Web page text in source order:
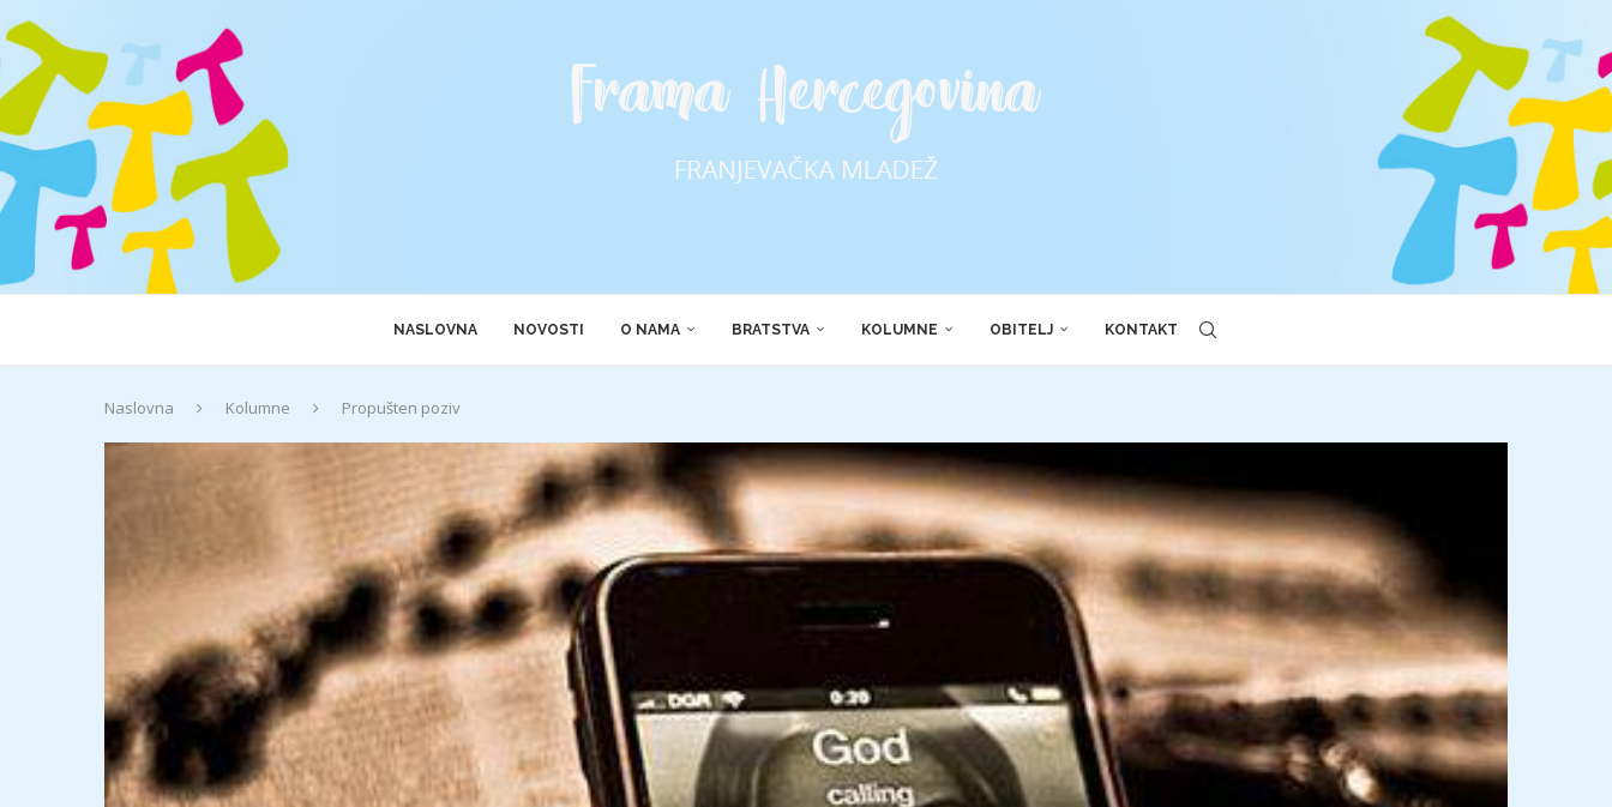
NASLOVNA NOVOSTI O NAMA BRATSTVA KOLUMNE OBITELJ KONTAKT
Naslovna Kolumne Propušten poziv